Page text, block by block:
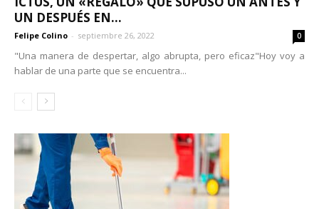
UN DESPUÉS EN...
Felipe Colino - septiembre 26, 2022 0
"Una manera de despertar, algo abrupta, pero eficaz"Hoy voy a
hablar de una parte que se encuentra...